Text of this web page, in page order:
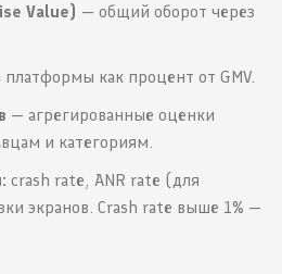
Value) — общий оборот через
как процент от GMV.
— агрегированные оценки
и категориям.
crash rate, ANR rate (для
экранов. Crash rate выше 1% —